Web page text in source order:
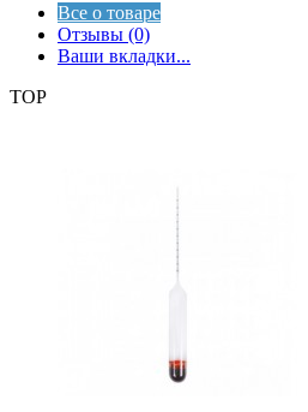
Все о товаре
Отзывы (0)
Ваши вкладки...
TOP